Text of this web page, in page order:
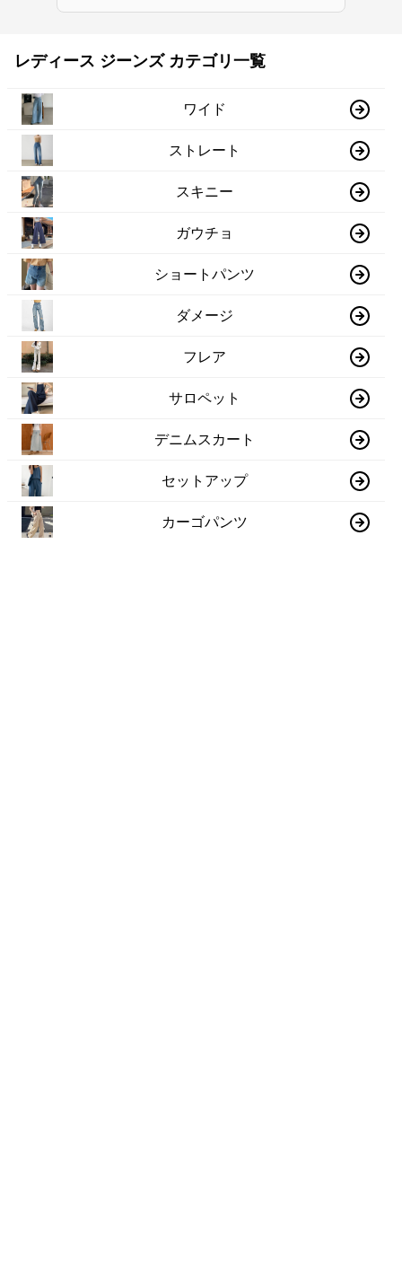
レディース ジーンズ カテゴリ一覧
ワイド
ストレート
スキニー
ガウチョ
ショートパンツ
ダメージ
フレア
サロペット
デニムスカート
セットアップ
カーゴパンツ